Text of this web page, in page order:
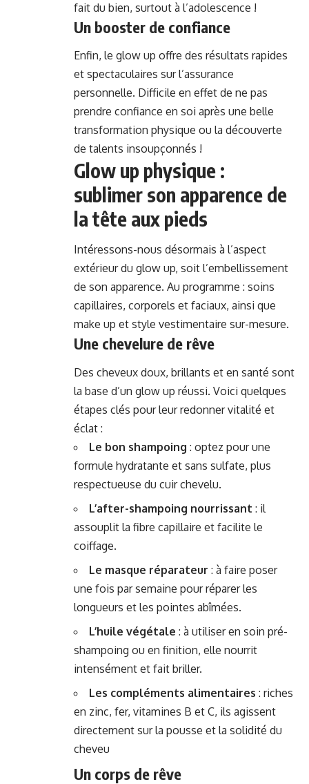
fait du bien, surtout à l’adolescence !
Un booster de confiance
Enfin, le glow up offre des résultats rapides
et spectaculaires sur l’assurance
personnelle. Difficile en effet de ne pas
prendre confiance en soi après une belle
transformation physique ou la découverte
de talents insoupçonnés !
Glow up physique :
sublimer son apparence de
la tête aux pieds
Intéressons-nous désormais à l’aspect
extérieur du glow up, soit l’embellissement
de son apparence. Au programme : soins
capillaires, corporels et faciaux, ainsi que
make up et style vestimentaire sur-mesure.
Une chevelure de rêve
Des cheveux doux, brillants et en santé sont
la base d’un glow up réussi. Voici quelques
étapes clés pour leur redonner vitalité et
éclat :
Le bon shampoing : optez pour une
formule hydratante et sans sulfate, plus
respectueuse du cuir chevelu.
L’after-shampoing nourrissant : il
assouplit la fibre capillaire et facilite le
coiffage.
Le masque réparateur : à faire poser
une fois par semaine pour réparer les
longueurs et les pointes abîmées.
L’huile végétale : à utiliser en soin pré-
shampoing ou en finition, elle nourrit
intensément et fait briller.
Les compléments alimentaires : riches
en zinc, fer, vitamines B et C, ils agissent
directement sur la pousse et la solidité du
cheveu
Un corps de rêve